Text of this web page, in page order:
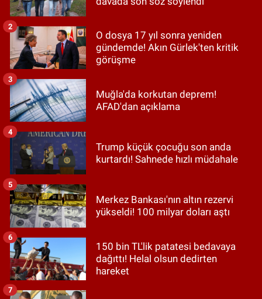
O dosya 17 yıl sonra yeniden
gündemde! Akın Gürlek'ten kritik
görüşme
2
Muğla'da korkutan deprem!
AFAD'dan açıklama
3
Trump küçük çocuğu son anda
kurtardı! Sahnede hızlı müdahale
4
Merkez Bankası'nın altın rezervi
yükseldi! 100 milyar doları aştı
5
150 bin TL'lik patatesi bedavaya
dağıttı! Helal olsun dedirten
hareket
6
7